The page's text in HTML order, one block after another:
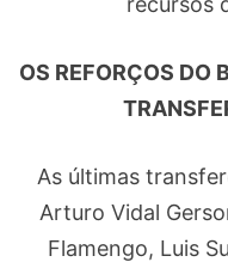
OS REFORÇOS DO
As últimas
Arturo Vidal
Flamengo, Luis